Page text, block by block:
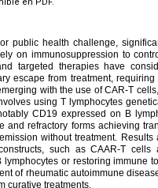
public health challenge,
on immunosuppression to
targeted therapies have
escape from treatment,
with the use of CAR-T
using T lymphocytes
CD19 expressed on B
and refractory forms achieving
without treatment.
such as CAAR-T
or restoring immune
of rheumatic autoimmune
curative treatments.